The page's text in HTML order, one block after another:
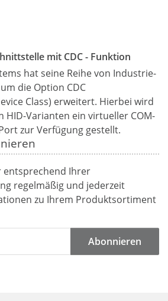
mit CDC - Funktion
hat seine Reihe von Industrie-
die Option CDC
Class) erweitert. Hierbei wird
HID-Varianten ein virtueller COM-
zur Verfügung gestellt.
entsprechend Ihrer
regelmäßig und jederzeit
zu Ihrem Produktsortiment
Abonnieren